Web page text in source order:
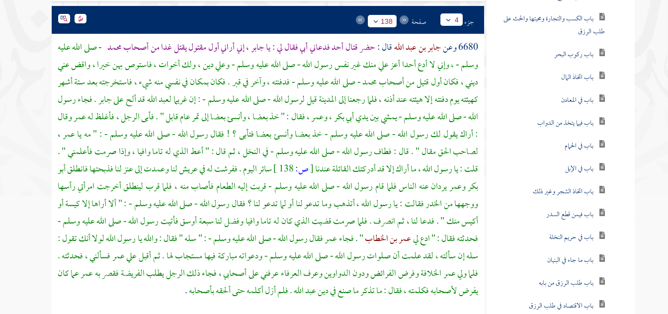
باب الكسب والتجارة ومحبتها والحث على
طلب الرزق
باب ركوب البحر
باب اتخاذ المال
باب في المعادن
باب فيما يتخذ من الدواب
باب في الحمام
باب في الإبل
باب اتخاذ الشجر وغير ذلك
باب فيمن قطع السدر
باب في حريم النخلة
باب ما جاء في البنيان
باب طلب الرزق من بابه
باب الاقتصاد في طلب الرزق
جزء 4 صفحة 138
6680 وعن جابر بن عبد اللهقال :حضر قتالأحدفدعاني أبي فقال لي : ياجابر، إني أراني أول مقتول يقتل غدا من أصحابمحمد - صلى الله عليه
وسلم - ، وإني لا أدع أحدا أعز علي منك غير نفس رسول الله - صلى الله عليه وسلم - وعلي دين ، ولك أخوات ، فاستوص بهن خيرا ، واقض عني
ديني ، فكان أول قتيل من أصحابمحمد- صلى الله عليه وسلم - فدفنته ، وآخر في قبر . فكان بمكان في نفسي منه شيء ، فاستخرجته بعد ستة أشهر
كهيئته يوم دفنته إلا هيئته عند أذنه ، فلما رجعنا إلىالمدينةقيل لرسول الله - صلى الله عليه وسلم - : إن غريمالعبد اللهقد ألح علىجابر. فجاء رسول
الله - صلى الله عليه وسلم - يمشي بين يديأبي بكر،وعمر، فقال : " خذ بعضا ، وأنسئ بعضا إلى تمر عام قابل " . فأبى الرجل ، فأغلظ لهعمروقال
: أراك يقول لك رسول الله - صلى الله عليه وسلم - خذ بعضا وأنسئ بعضا فتأبى ؟ ! فقال رسول الله - صلى الله عليه وسلم - : " مه ياعمر،
لصاحب الحق مقال " . قال : فطاف رسول الله - صلى الله عليه وسلم - في النخل ، ثم قال : " أعط الذي له تاما وافيا ، وإذا صرمت فأعلمني " .
قلت : يا رسول الله ، ما أراك إلا قد أدركتك القائلة عندنا[ص: سائر اليوم . ففرشت له في عريش لنا وعمدت إلى عنز لنا فذبحتها فانطلقأبو
بكروعمريردان عنه الناس فلما قام رسول الله - صلى الله عليه وسلم - قربت إليه الطعام فأصاب منه ، فلما قرب لينطلق أخرجت امرأتي رأسها
ووجهها من الخدر فقالت : يا رسول الله ، أتذهب وما تدعو لنا أو لما تدعو لنا ؟ فقال رسول الله - صلى الله عليه وسلم - : " ألا أراها إلا كيسة أو
أكيس منك " . فدعا لنا ، ثم انصرف . فلما صرمت قضيت الذي كان له تاما وافيا وفضل لنا سبعة أوسق فأتيت رسول الله - صلى الله عليه وسلم -
فحدثته فقال : " ادع ليعمر بن الخطاب" . فجاءعمرفقال رسول الله - صلى الله عليه وسلم - : " سله " فقال : والله يا رسول الله لولا أنك تقول :
سله إن سألته ، لقد علمت أن صلوات رسول الله - صلى الله عليه وسلم - ودعواته مباركة فيها مستجاب لها . ثم أقبل عليعمرفسألني ، فحدثته .
فلما وليعمرالخلافة وفرض الفرائض ودون الدواوين وعرف العرفاء عرفني على أصحابي ، فجاء ذلك الرجل يطلب الفريضة فقصر بهعمرعما كان
يفرض لأصحابه فكلمته ، فقال : ما تذكر ما صنع في دينعبد الله. فلم أزل أكلمه حتى ألحقه بأصحابه.